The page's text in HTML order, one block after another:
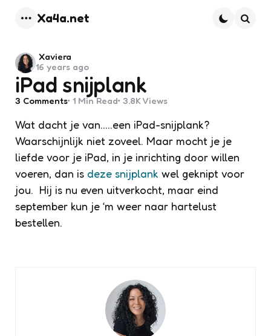
Xa4a.net
iPad snijplank
Posted
by
Xaviera
16 years ago
3 Comments 1 Min Read 3.8K Views
Wat dacht je van…..een iPad-snijplank?
Waarschijnlijk niet zoveel. Maar mocht je je
liefde voor je iPad, in je inrichting door willen
voeren, dan is deze snijplank wel geknipt voor
jou. Hij is nu even uitverkocht, maar eind
september kun je ‘m weer naar hartelust
bestellen.